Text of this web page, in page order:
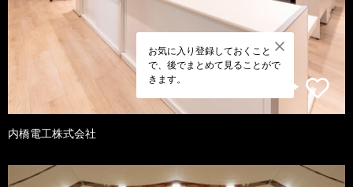
お気に入り登録しておくこと
で、後でまとめて見ることがで
きます。
内橋電工株式会社